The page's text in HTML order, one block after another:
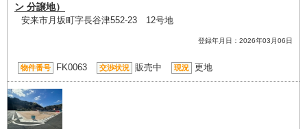
ン 分譲地）
安来市月坂町字長谷津552-23 12号地
登録年月日：2026年03月06日
物件番号 FK0063 交渉状況 販売中 現況 更地